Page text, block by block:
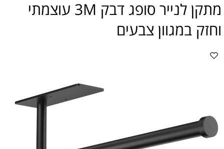
מתקן לנייר סופג דבק 3M עוצמתי
וחזק במגוון צבעים